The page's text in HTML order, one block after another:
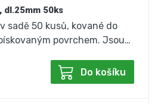
dl.25mm 50ks
sadě 50 kusů, kované do
povrchem. Jsou…
Do košíku